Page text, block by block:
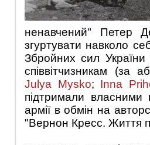
ненавчений" Петер
згуртувати навколо
Збройних сил
співвітчизникам (за
Julya Mysko; Inna
підтримали власними
армії в обмін на
"Вернон Кресс. Життя